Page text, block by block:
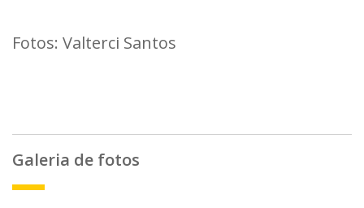
Fotos: Valterci Santos
Galeria de fotos